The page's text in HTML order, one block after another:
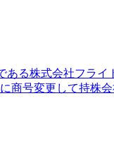
る株式会社フラ
商号変更して持株